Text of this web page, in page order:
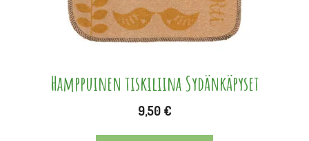
Hamppuinen tiskiliina Sydänkäpyset
9,50 €